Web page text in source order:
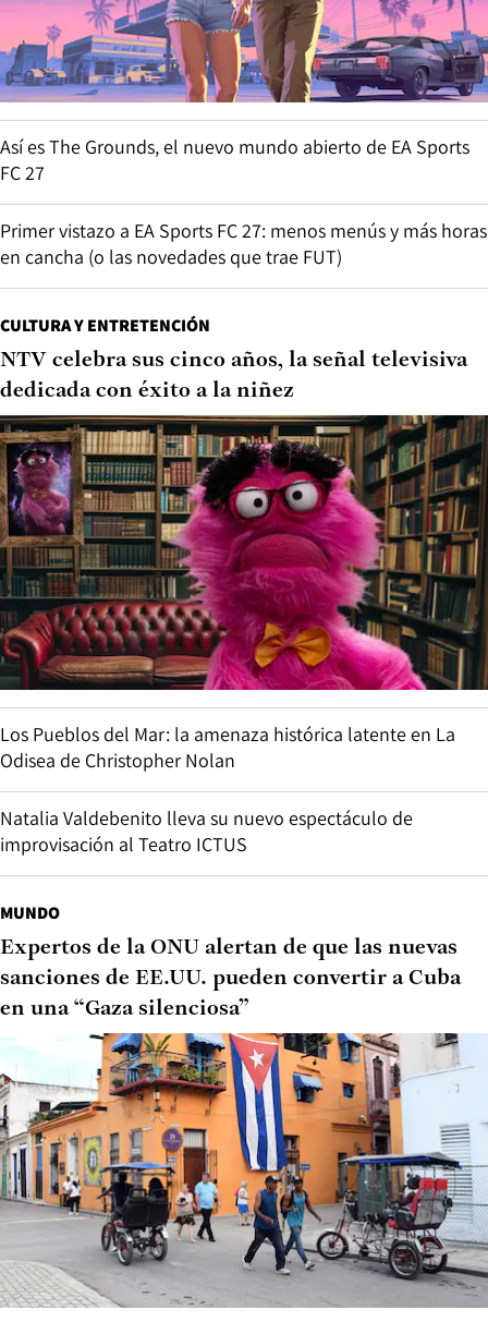
Así es The Grounds, el nuevo mundo abierto de EA Sports
FC 27
Primer vistazo a EA Sports FC 27: menos menús y más horas
en cancha (o las novedades que trae FUT)
CULTURA Y ENTRETENCIÓN
NTV celebra sus cinco años, la señal televisiva
dedicada con éxito a la niñez
Los Pueblos del Mar: la amenaza histórica latente en La
Odisea de Christopher Nolan
Natalia Valdebenito lleva su nuevo espectáculo de
improvisación al Teatro ICTUS
MUNDO
Expertos de la ONU alertan de que las nuevas
sanciones de EE.UU. pueden convertir a Cuba
en una “Gaza silenciosa”